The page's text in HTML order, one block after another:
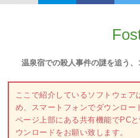
温泉宿での殺人事件の謎を追う
ここで紹介しているソフトウェア
め、スマートフォンでダウンロー
ページ上部にある共有機能でPC
ウンロードをお願い致します。